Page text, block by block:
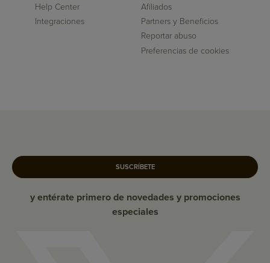
Help Center
Integraciones
Afiliados
Partners y Beneficios
Reportar abuso
Preferencias de cookies
SUSCRÍBETE
y entérate primero de novedades y promociones
especiales